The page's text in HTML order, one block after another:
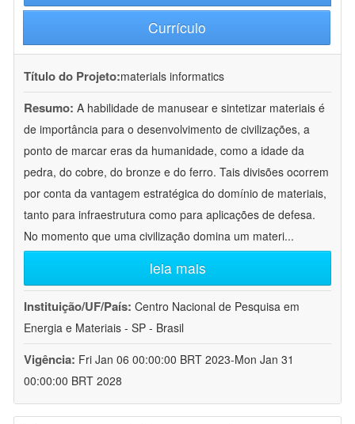
Currículo
Título do Projeto:materials informatics
Resumo: A habilidade de manusear e sintetizar materiais é
de importância para o desenvolvimento de civilizações, a
ponto de marcar eras da humanidade, como a idade da
pedra, do cobre, do bronze e do ferro. Tais divisões ocorrem
por conta da vantagem estratégica do domínio de materiais,
tanto para infraestrutura como para aplicações de defesa.
No momento que uma civilização domina um materi...
leia mais
Instituição/UF/País: Centro Nacional de Pesquisa em
Energia e Materiais - SP - Brasil
Vigência: Fri Jan 06 00:00:00 BRT 2023-Mon Jan 31
00:00:00 BRT 2028